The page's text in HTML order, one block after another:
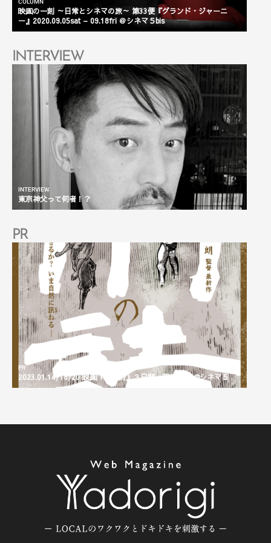
COLUMN
映画の一刻 ～日常とシネマの旅～ 第33便『グランド・ジャーニ
ー』2020.09.05sat – 09.18fri ＠シネマ５bis
INTERVIEW
INTERVIEW
東京神父って何者！？
PR
PR
2023.01.14/18/20 映画『雨の詩』３日間、限定上映 @シネマ５